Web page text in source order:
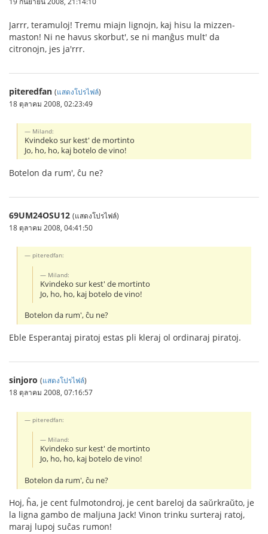
Jarrr, teramuloj! Tremu miajn lignojn, kaj hisu la mizzen-
maston! Ni ne havus skorbut', se ni manĝus mult' da
citronojn, jes ja'rrr.
piteredfan (แสดงโปรไฟล์)
18 ตุลาคม 2008, 02:23:49
Miland:
Kvindeko sur kest' de mortinto
Jo, ho, ho, kaj botelo de vino!
Botelon da rum', ĉu ne?
69UM24OSU12 (แสดงโปรไฟล์)
18 ตุลาคม 2008, 04:41:50
piteredfan:
Miland:
Kvindeko sur kest' de mortinto
Jo, ho, ho, kaj botelo de vino!
Botelon da rum', ĉu ne?
Eble Esperantaj piratoj estas pli kleraj ol ordinaraj piratoj.
sinjoro (แสดงโปรไฟล์)
18 ตุลาคม 2008, 07:16:57
piteredfan:
Miland:
Kvindeko sur kest' de mortinto
Jo, ho, ho, kaj botelo de vino!
Botelon da rum', ĉu ne?
Hoj, ĥa, je cent fulmotondroj, je cent bareloj da saŭrkraŭto, je
la ligna gambo de maljuna Jack! Vinon trinku surteraj ratoj,
maraj lupoj suĉas rumon!